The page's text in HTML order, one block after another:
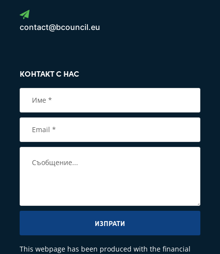
contact@bcouncil.eu
КОНТАКТ С НАС
ИЗПРАТИ
This webpage has been produced with the financial